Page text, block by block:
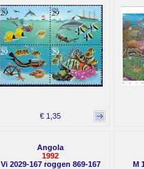
€ 1,35
Angola
1992
Vi 2029-167 roggen 869-167
M